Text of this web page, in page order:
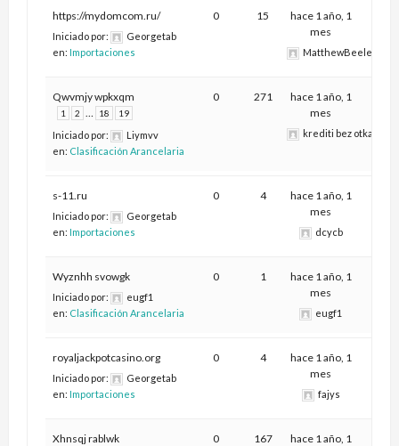
https://mydomcom.ru/
Iniciado por:
Georgetab
en: Importaciones
0 15
hace 1 año, 1
mes
MatthewBeele
Qwvmjy wpkxqm
1 2 … 18 19
Iniciado por:
Liymvv
en: Clasificación Arancelaria
0 271
hace 1 año, 1
mes
krediti bez
s-11.ru
Iniciado por:
Georgetab
en: Importaciones
0 4
hace 1 año, 1
mes
dcycb
Wyznhh svowgk
Iniciado por:
eugf1
en: Clasificación Arancelaria
0 1
hace 1 año, 1
mes
eugf1
royaljackpotcasino.org
Iniciado por:
Georgetab
en: Importaciones
0 4
hace 1 año, 1
mes
fajys
Xhnsqj rablwk 0 167
hace 1 año, 1